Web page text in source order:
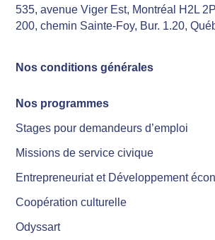
535, avenue Viger Est, Montréal H2L
200, chemin Sainte-Foy, Bur. 1.20,
Nos conditions générales
Nos programmes
Stages pour demandeurs d’emploi
Missions de service civique
Entrepreneuriat et Développement
Coopération culturelle
Odyssart